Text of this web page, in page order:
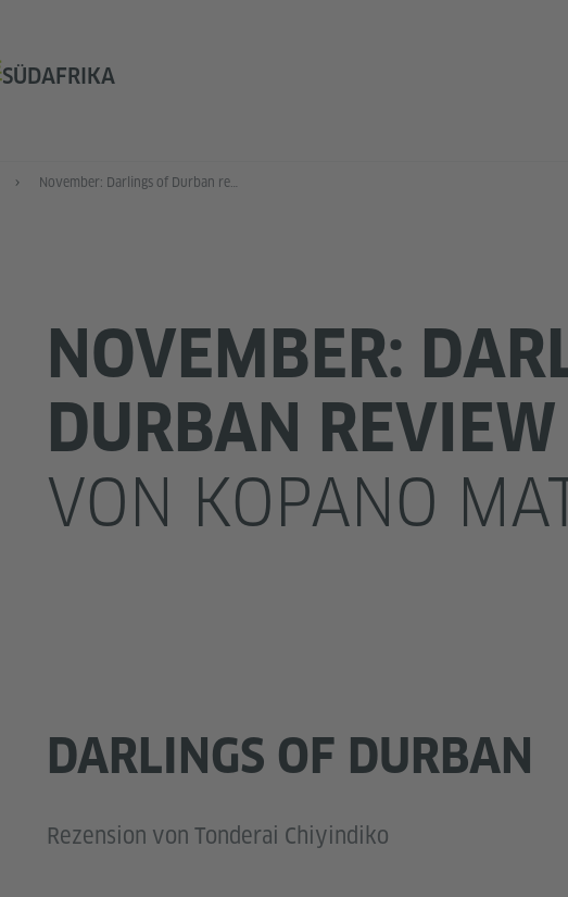
SÜDAFRIKA
November: Darlings of Durban review
NOVEMBER:
DURBAN REVIEW
VON KOPANO
DARLINGS OF DURBAN
Rezension von Tonderai Chiyindiko